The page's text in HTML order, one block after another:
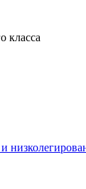
класса